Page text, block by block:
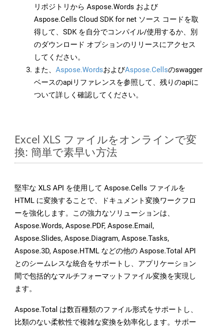
リポジトリから Aspose.Words および
Aspose.Cells Cloud SDK for net ソース コードを取
得して、SDK を自分でコンパイル/使用するか、別
のダウンロード オプションのリリースにアクセス
してください。
また、 Aspose.WordsおよびAspose.Cellsのswagger
ベースのapiリファレンスを参照して、残りのapiに
ついて詳しく確認してください。
Excel XLS ファイルをオンラインで変
換: 簡単で素早い方法
堅牢な XLS API を使用して Aspose.Cells ファイルを
HTML に変換することで、ドキュメント変換ワークフロ
ーを強化します。この強力なソリューションは、
Aspose.Words, Aspose.PDF, Aspose.Email,
Aspose.Slides, Aspose.Diagram, Aspose.Tasks,
Aspose.3D, Aspose.HTML などの他の Aspose.Total API
とのシームレスな統合をサポートし、アプリケーション
間で包括的なマルチフォーマットファイル変換を実現し
ます。
Aspose.Total は数百種類のファイル形式をサポートし、
比類のない柔軟性で複雑な変換を効率化します。サポー